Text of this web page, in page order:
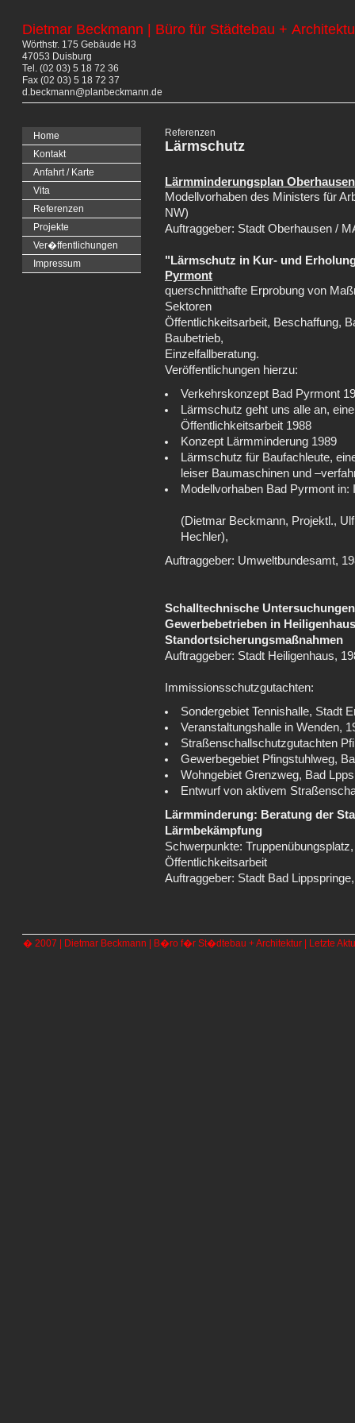
Dietmar Beckmann | Büro für Städtebau +
Wörthstr. 175 Gebäude H3
47053 Duisburg
Tel. (02 03) 5 18 72 36
Fax (02 03) 5 18 72 37
d.beckmann@planbeckmann.de
Home
Kontakt
Anfahrt / Karte
Vita
Referenzen
Projekte
Ver�ffentlichungen
Impressum
Referenzen
Lärmschutz
Lärmminderungsplan Oberhausen
Modellvorhaben des Ministers für
NW)
Auftraggeber: Stadt Oberhausen /
"Lärmschutz in Kur- und
Pyrmont
querschnitthafte Erprobung von
Sektoren
Öffentlichkeitsarbeit, Beschaffung,
Baubetrieb,
Einzelfallberatung.
Veröffentlichungen hierzu:
Verkehrskonzept Bad Pyrmont
Lärmschutz geht uns alle an,
Öffentlichkeitsarbeit 1988
Konzept Lärmminderung 1989
Lärmschutz für Baufachleute,
leiser Baumaschinen und
Modellvorhaben Bad Pyrmont
(Dietmar Beckmann, Projektl.,
Hechler),
Auftraggeber: Umweltbundesamt,
Schalltechnische
Gewerbebetrieben in
Standortsicherungsmaßnahmen
Auftraggeber: Stadt Heiligenhaus,
Immissionsschutzgutachten:
Sondergebiet Tennishalle, Stadt
Veranstaltungshalle in Wenden,
Straßenschallschutzgutachten
Gewerbegebiet Pfingstuhlweg,
Wohngebiet Grenzweg, Bad
Entwurf von aktivem
Lärmminderung: Beratung der
Lärmbekämpfung
Schwerpunkte:
Öffentlichkeitsarbeit
Auftraggeber: Stadt Bad
� 2007 | Dietmar Beckmann | B�ro f�r St�dtebau + Architektur | Letzte